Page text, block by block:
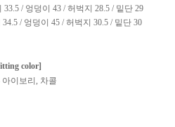
/ 엉덩이 43 / 허벅지 28.5 / 밑단 29
/ 엉덩이 45 / 허벅지 30.5 / 밑단 30
color]
아이보리, 차콜